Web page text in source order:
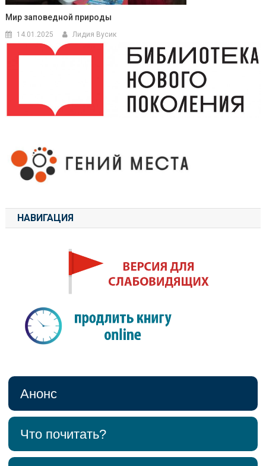
Мир заповедной природы
14.01.2025 Лидия Вусик
НАВИГАЦИЯ
Анонс
Что почитать?